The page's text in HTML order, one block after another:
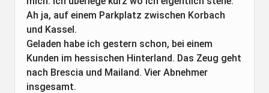
Ah ja, auf einem Parkplatz zwischen Korbach
und Kassel.
Geladen habe ich gestern schon, bei einem
Kunden im hessischen Hinterland. Das Zeug geht
nach Brescia und Mailand. Vier Abnehmer
insgesamt.